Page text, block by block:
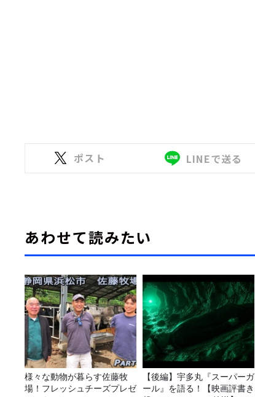
ポスト LINEで送る
あわせて読みたい
様々な動物が暮らす佐藤牧
場！フレッシュチーズプレゼ
【後編】宇多丸『スーパーガ
ール』を語る！【映画評書き